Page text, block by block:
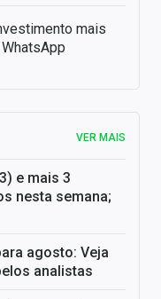
mais
VER MAIS
e mais 3
nesta semana;
agosto: Veja
analistas